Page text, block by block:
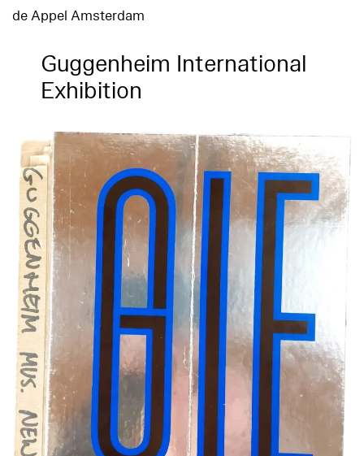
de Appel Amsterdam
Guggenheim International
Exhibition